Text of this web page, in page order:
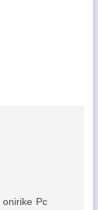
onirike Pc